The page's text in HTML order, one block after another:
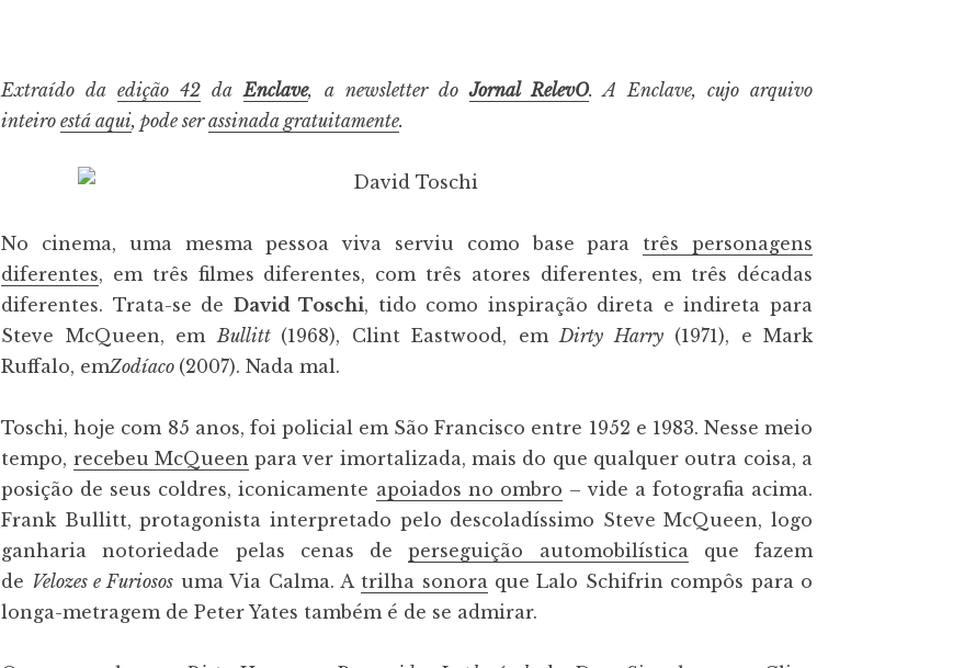
Extraído daedição 42 daEnclave, a newsletter doJornal RelevO. A Enclave, cujo arquivo
inteiroestá aqui, pode serassinada gratuitamente.
No cinema, uma mesma pessoa viva serviu como base para três personagens
diferentes, em três filmes diferentes, com três atores diferentes, em três décadas
diferentes. Trata-se de David Toschi, tido como inspiração direta e indireta para
Steve McQueen, emBullitt (1968), Clint Eastwood, emDirty Harry(1971), e Mark
Ruffalo, emZodíaco (2007). Nada mal.
Toschi, hoje com 85 anos, foi policial em São Francisco entre 1952 e 1983. Nesse meio
tempo, recebeu McQueen para ver imortalizada, mais do que qualquer outra coisa, a
posição de seus coldres, iconicamente apoiados no ombro – vide a fotografia acima.
Frank Bullitt, protagonista interpretado pelo descoladíssimo Steve McQueen, logo
ganharia notoriedade pelas cenas deperseguição automobilísticaque fazem
de Velozes e Furiosos uma Via Calma. A trilha sonoraque Lalo Schifrin compôs para o
longa-metragem de Peter Yates também é de se admirar.